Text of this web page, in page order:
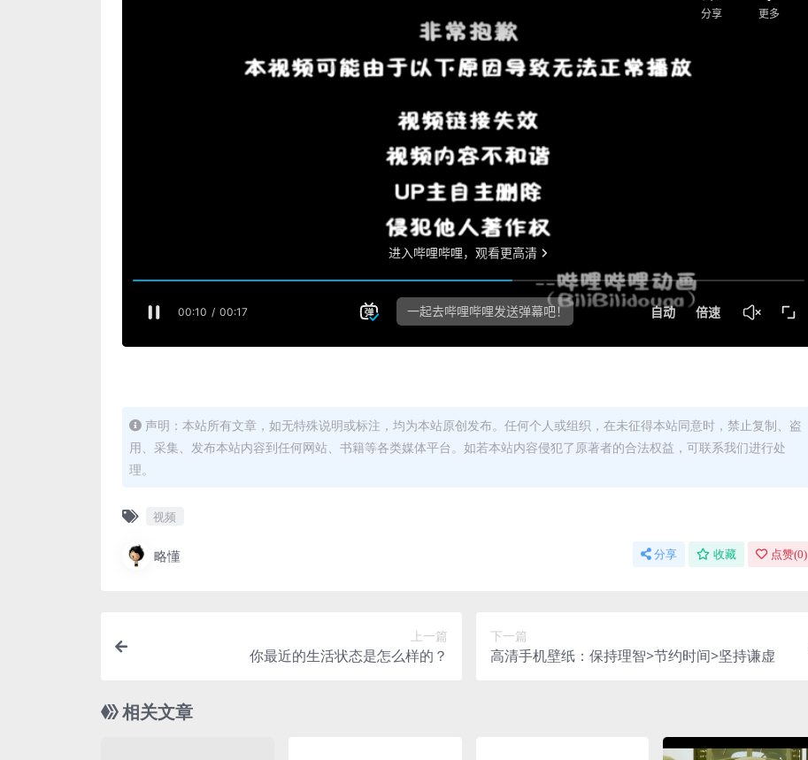
声明：本站所有文章，如无特殊说明或标注，均为本站原创发布。任何个人或组织，在未征得本站同意时，禁止复制、盗
用、采集、发布本站内容到任何网站、书籍等各类媒体平台。如若本站内容侵犯了原著者的合法权益，可联系我们进行处
理。
视频
略懂 分享 收藏 点赞(0)
上一篇
你最近的生活状态是怎么样的？
下一篇
高清手机壁纸：保持理智>节约时间>坚持谦虚
相关文章